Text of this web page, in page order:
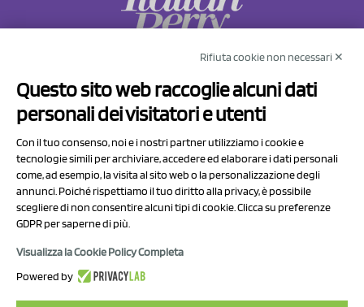
Via Prov.le Sassuolo Vignola 315/1
41057 Spilamberto (MO)
P.I/C.F. 01041460369
REA: MO 208553
Capitale sociale Euro 50.000,00 i.v.
Rifiuta cookie non necessari ✕
Questo sito web raccoglie alcuni dati
personali dei visitatori e utenti
Con il tuo consenso, noi e i nostri partner utilizziamo i cookie e
tecnologie simili per archiviare, accedere ed elaborare i dati personali
come, ad esempio, la visita al sito web o la personalizzazione degli
annunci. Poiché rispettiamo il tuo diritto alla privacy, è possibile
scegliere di non consentire alcuni tipi di cookie. Clicca su preferenze
GDPR per saperne di più.
Visualizza la Cookie Policy Completa
Powered by